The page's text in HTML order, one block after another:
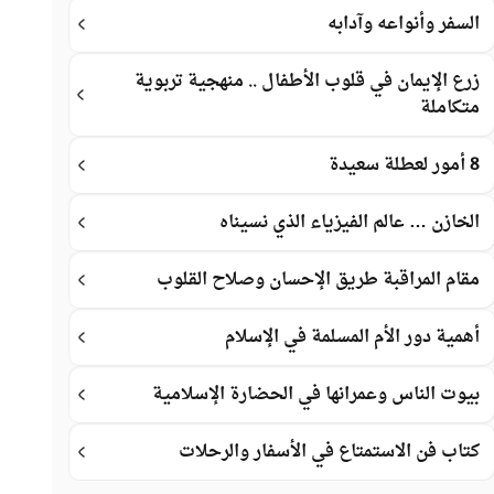
السفر وأنواعه وآدابه
زرع الإيمان في قلوب الأطفال .. منهجية تربوية
متكاملة
8 أمور لعطلة سعيدة
الخازن … عالم الفيزياء الذي نسيناه
مقام المراقبة طريق الإحسان وصلاح القلوب
أهمية دور الأم المسلمة في الإسلام
بيوت الناس وعمرانها في الحضارة الإسلامية
كتاب فن الاستمتاع في الأسفار والرحلات